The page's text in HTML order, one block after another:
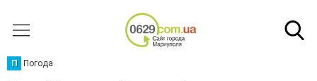
П Погода